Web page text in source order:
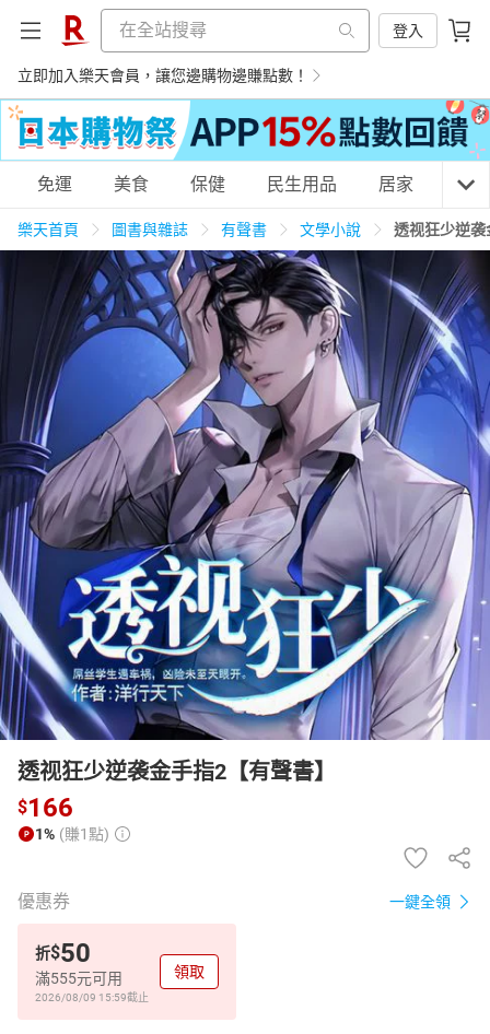
登入
立即加入樂天會員，讓您邊購物邊賺點數！
購物網分類
天天免運 美食蛋糕 養生保健 民生用品
居家生活 3C家電 運動休閒 親子玩具
女裝 男裝 化妝保養 情趣用品
日本購物 電子/紙本書
HOT
免運 美食 保健 民生用品 居家 3C
樂天首頁 圖書與雜誌 有聲書 文學小說 透视狂少逆
透视狂少逆袭金手指2【有聲書】
$166
1% (賺1點)
優惠券 一鍵全領
折$50
滿555元可用
2026/08/09 15:59截止
領取